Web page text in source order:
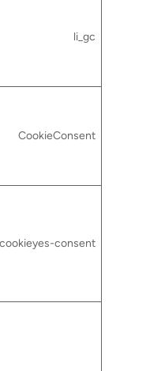
li_gc
CookieConsent
cookieyes-consent